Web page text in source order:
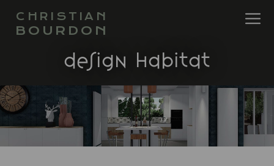
CHRISTIAN
BOURDON
design habitat